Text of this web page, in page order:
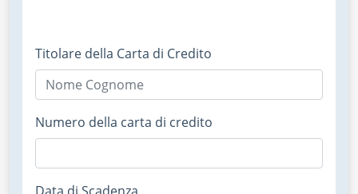
Titolare della Carta di Credito
Numero della carta di credito